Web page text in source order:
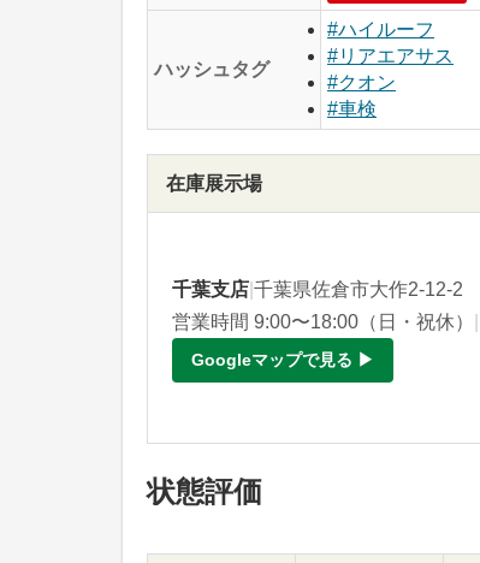
ハッシュタグ
#ハイルーフ
#リアエアサス
#クオン
#車検
在庫展示場
千葉支店 千葉県佐倉市大作2-12-2
営業時間 9:00〜18:00（日・祝休）
Googleマップで見る ▶
状態評価